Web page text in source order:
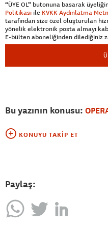
“ÜYE OL” butonuna basarak
Politikası ile KVKK Aydınlatma
tarafından size özel oluşturulan
yönelik elektronik posta almayı
E-bülten aboneliğinden dilediğiniz
Bu yazının konusu:
KONUYU TAKIP ET
Paylaş: